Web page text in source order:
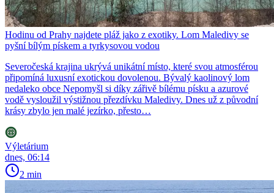
Hodinu od Prahy najdete pláž jako z exotiky. Lom Maledivy se
pyšní bílým pískem a tyrkysovou vodou
Severočeská krajina ukrývá unikátní místo, které svou atmosférou
připomíná luxusní exotickou dovolenou. Bývalý kaolinový lom
nedaleko obce Nepomyšl si díky zářivě bílému písku a azurové
vodě vysloužil výstižnou přezdívku Maledivy. Dnes už z původní
krásy zbylo jen malé jezírko, přesto…
Výletárium
dnes, 06:14
2 min